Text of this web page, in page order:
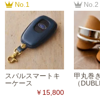
No.1
スバルスマートキ
ーケース
￥15,800
No.2
甲丸巻き
（